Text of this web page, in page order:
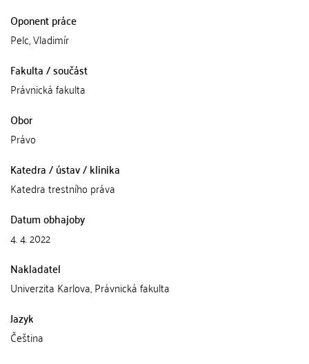
Oponent práce
Pelc, Vladimír
Fakulta / součást
Právnická fakulta
Obor
Právo
Katedra / ústav / klinika
Katedra trestního práva
Datum obhajoby
4. 4. 2022
Nakladatel
Univerzita Karlova, Právnická fakulta
Jazyk
Čeština